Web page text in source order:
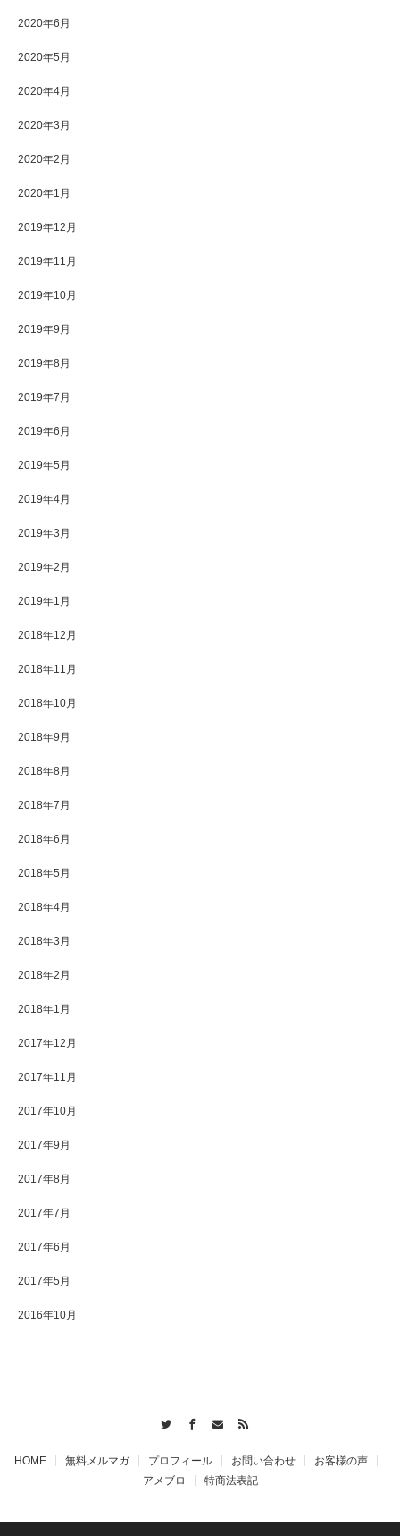
2020年6月
2020年5月
2020年4月
2020年3月
2020年2月
2020年1月
2019年12月
2019年11月
2019年10月
2019年9月
2019年8月
2019年7月
2019年6月
2019年5月
2019年4月
2019年3月
2019年2月
2019年1月
2018年12月
2018年11月
2018年10月
2018年9月
2018年8月
2018年7月
2018年6月
2018年5月
2018年4月
2018年3月
2018年2月
2018年1月
2017年12月
2017年11月
2017年10月
2017年9月
2017年8月
2017年7月
2017年6月
2017年5月
2016年10月
HOME 無料メルマガ プロフィール お問い合わせ
お客様の声
アメブロ
特商法表記